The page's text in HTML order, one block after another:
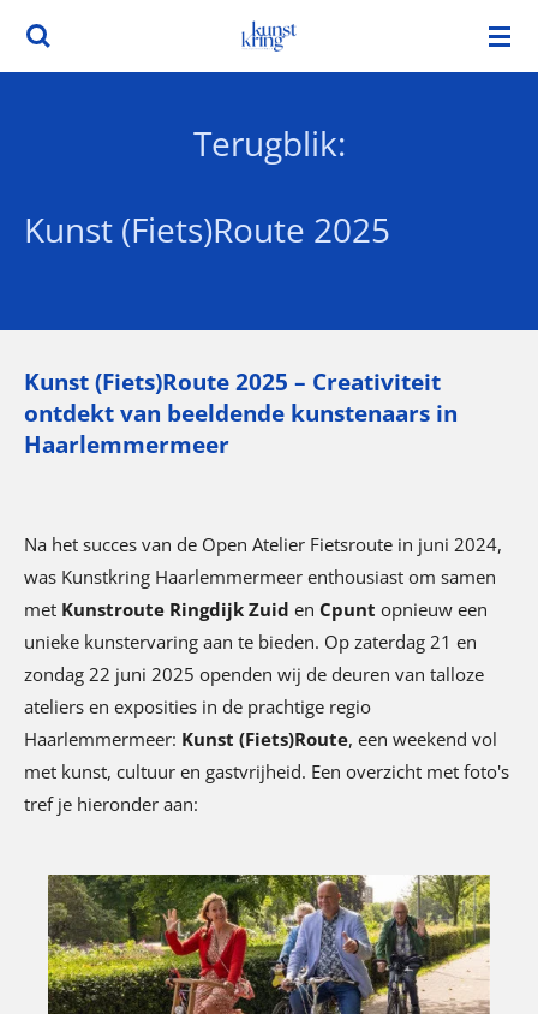
Ga
Terugblik:
Kunst (Fiets)Route 2025
Kunst (Fiets)Route 2025 – Creativiteit
ontdekt van beeldende kunstenaars in
Haarlemmermeer
Na het succes van de Open Atelier Fietsroute in juni 2024,
was Kunstkring Haarlemmermeer enthousiast om samen
met Kunstroute Ringdijk Zuid en Cpunt opnieuw een
unieke kunstervaring aan te bieden. Op zaterdag 21 en
zondag 22 juni 2025 openden wij de deuren van talloze
ateliers en exposities in de prachtige regio
Haarlemmermeer: Kunst (Fiets)Route, een weekend vol
met kunst, cultuur en gastvrijheid. Een overzicht met foto's
tref je hieronder aan: